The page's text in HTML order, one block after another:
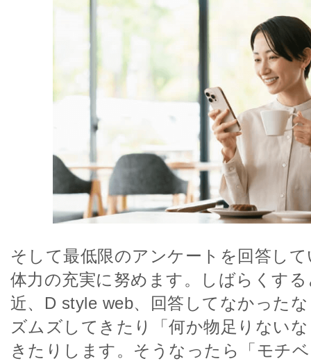
そして最低限のアンケートを回答し
体力の充実に努めます。しばらくす
近、D style web、回答してなかった
ズムズしてきたり「何か物足りない
きたりします。そうなったら「モチ